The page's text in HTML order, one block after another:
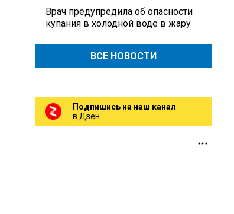
Врач предупредила об опасности
купания в холодной воде в жару
ВСЕ НОВОСТИ
Подпишись на наш канал
в Дзен